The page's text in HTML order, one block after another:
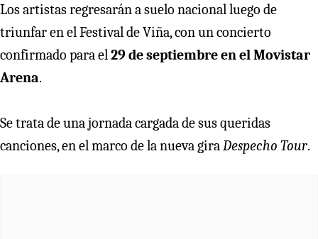
Los artistas regresarán a suelo nacional luego de
triunfar en el Festival de Viña, con un concierto
confirmado para el29 de septiembre en el Movistar
Arena.
Se trata de una jornada cargada de sus queridas
canciones, en el marco de la nueva giraDespecho Tour.